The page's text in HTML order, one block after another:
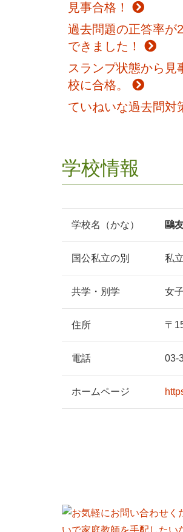
見事合格！
過去問題の正答率が
できました！
スランプ状態から見
校に合格。
ていねいな過去問対
学校情報
学校名 （かな） 鷗
国公私立の別 私立
共学・別学 女
住所 〒
電話 03-
ホームページ